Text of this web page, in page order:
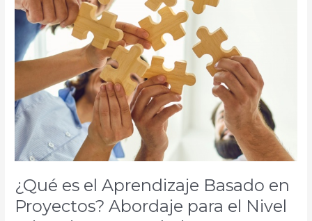
¿Qué es el Aprendizaje Basado en
Proyectos? Abordaje para el Nivel
para
Nivel
Primario
Secundario